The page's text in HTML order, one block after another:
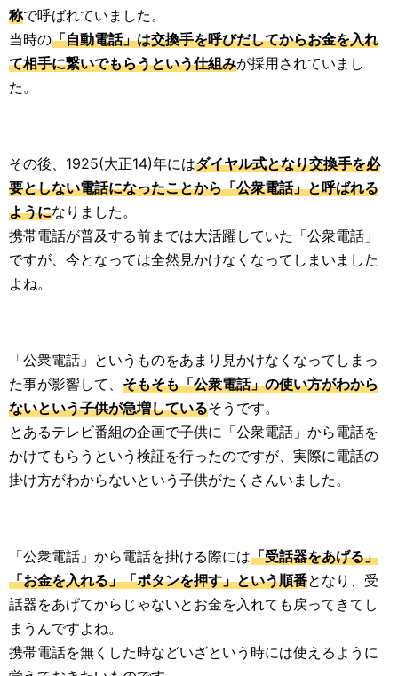
称で呼ばれていました。
当時の「自動電話」は交換手を呼びだしてからお金を入れ
て相手に繋いでもらうという仕組みが採用されていまし
た。
その後、1925(大正14)年にはダイヤル式となり交換手を必
要としない電話になったことから「公衆電話」と呼ばれる
ようになりました。
携帯電話が普及する前までは大活躍していた「公衆電話」
ですが、今となっては全然見かけなくなってしまいました
よね。
「公衆電話」というものをあまり見かけなくなってしまっ
た事が影響して、 そもそも「公衆電話」の使い方がわから
ないという子供が急増しているそうです。
とあるテレビ番組の企画で子供に「公衆電話」から電話を
かけてもらうという検証を行ったのですが、実際に電話の
掛け方がわからないという子供がたくさんいました。
「公衆電話」から電話を掛ける際には「受話器をあげる」
「お金を入れる」「ボタンを押す」という順番となり、受
話器をあげてからじゃないとお金を入れても戻ってきてし
まうんですよね。
携帯電話を無くした時などいざという時には使えるように